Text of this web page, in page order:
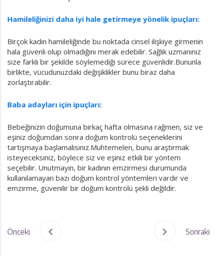
Hamileliğinizi daha iyi hale getirmeye yönelik ipuçları:
Birçok kadın hamileliğinde bu noktada cinsel ilişkiye girmenin
hala güvenli olup olmadığını merak edebilir. Sağlık uzmanınız
size farklı bir şekilde söylemediği sürece güvenlidir.Bununla
birlikte, vücudunuzdaki değişiklikler bunu biraz daha
zorlaştırabilir.
Baba adayları için ipuçları:
Bebeğinizin doğumuna birkaç hafta olmasına rağmen, siz ve
eşiniz doğumdan sonra doğum kontrolü seçeneklerini
tartışmaya başlamalısınız.Muhtemelen, bunu araştırmak
isteyeceksiniz, böylece siz ve eşiniz etkili bir yöntem
seçebilir. Unutmayın, bir kadının emzirmesi durumunda
kullanılamayan bazı doğum kontrol yöntemleri vardır ve
emzirme, güvenilir bir doğum kontrolü şekli değildir.
Önceki Sonraki